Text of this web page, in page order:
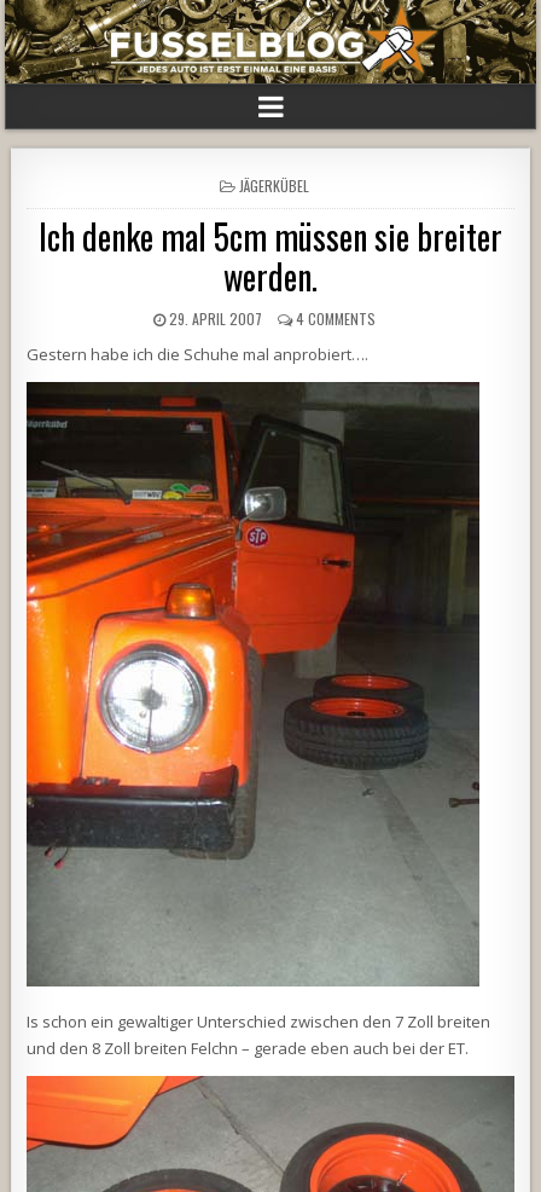
POSTED
IN
JÄGERKÜBEL
Ich denke mal 5cm müssen sie breiter
werden.
29. APRIL 2007 4 COMMENTS
Gestern habe ich die Schuhe mal anprobiert….
Is schon ein gewaltiger Unterschied zwischen den 7 Zoll breiten
und den 8 Zoll breiten Felchn – gerade eben auch bei der ET.